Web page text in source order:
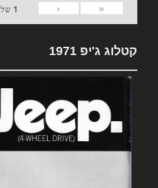
«
‹
1 של
קטלוג ג'יפ 1971